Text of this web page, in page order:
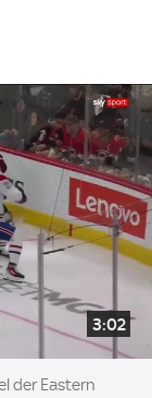
3:02
der Eastern